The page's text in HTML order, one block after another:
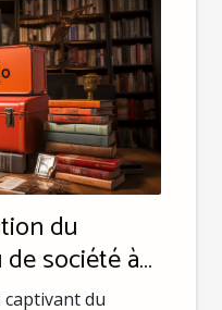
du
société à
du